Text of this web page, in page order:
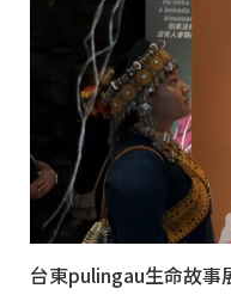
台東pulingau生命故事